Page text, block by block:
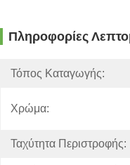
Πληροφορίες
Τόπος Καταγωγής:
Χρώμα:
Ταχύτητα Περιστροφής: